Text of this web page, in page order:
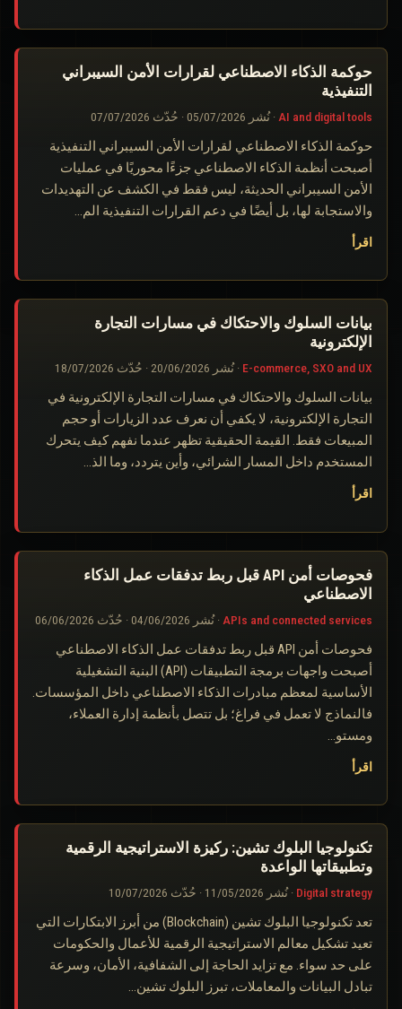
حوكمة الذكاء الاصطناعي لقرارات الأمن السيبراني
التنفيذية
AI and digital tools
·نُشر 05/07/2026
· حُدّث 07/07/2026
حوكمة الذكاء الاصطناعي لقرارات الأمن السيبراني التنفيذية
أصبحت أنظمة الذكاء الاصطناعي جزءًا محوريًا في عمليات
الأمن السيبراني الحديثة، ليس فقط في الكشف عن التهديدات
والاستجابة لها، بل أيضًا في دعم القرارات التنفيذية الم…
اقرأ
بيانات السلوك والاحتكاك في مسارات التجارة
الإلكترونية
E-commerce, SXO and UX
·نُشر 20/06/2026
· حُدّث 18/07/2026
بيانات السلوك والاحتكاك في مسارات التجارة الإلكترونية في
التجارة الإلكترونية، لا يكفي أن نعرف عدد الزيارات أو حجم
المبيعات فقط. القيمة الحقيقية تظهر عندما نفهم كيف يتحرك
المستخدم داخل المسار الشرائي، وأين يتردد، وما الذ…
اقرأ
فحوصات أمن API قبل ربط تدفقات عمل الذكاء
الاصطناعي
APIs and connected services
·نُشر 04/06/2026
· حُدّث 06/06/2026
فحوصات أمن API قبل ربط تدفقات عمل الذكاء الاصطناعي
أصبحت واجهات برمجة التطبيقات (API) البنية التشغيلية
الأساسية لمعظم مبادرات الذكاء الاصطناعي داخل المؤسسات.
فالنماذج لا تعمل في فراغ؛ بل تتصل بأنظمة إدارة العملاء،
ومستو…
اقرأ
تكنولوجيا البلوك تشين: ركيزة الاستراتيجية الرقمية
وتطبيقاتها الواعدة
Digital strategy
·نُشر 11/05/2026
· حُدّث 10/07/2026
تعد تكنولوجيا البلوك تشين (Blockchain) من أبرز الابتكارات التي
تعيد تشكيل معالم الاستراتيجية الرقمية للأعمال والحكومات
على حد سواء. مع تزايد الحاجة إلى الشفافية، الأمان، وسرعة
تبادل البيانات والمعاملات، تبرز البلوك تشين…